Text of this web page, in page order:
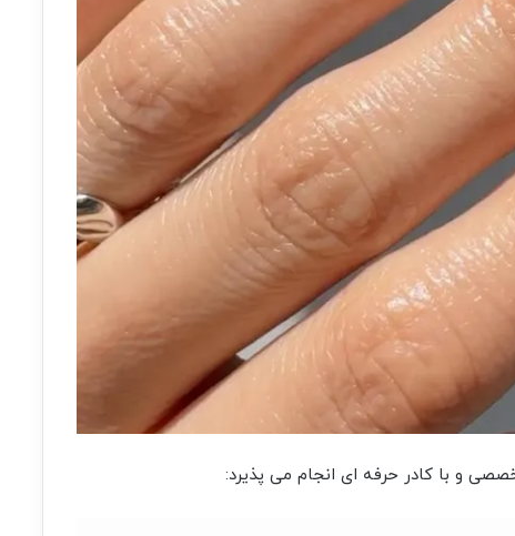
و با کادر حرفه ای انجام می پذیرد: